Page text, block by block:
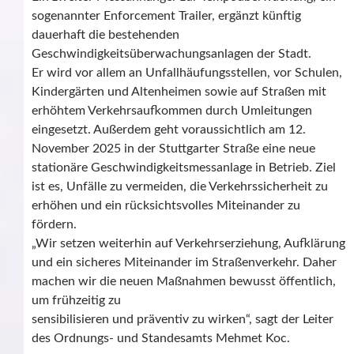
sogenannter Enforcement Trailer, ergänzt künftig
dauerhaft die bestehenden
Geschwindigkeitsüberwachungsanlagen der Stadt.
Er wird vor allem an Unfallhäufungsstellen, vor Schulen,
Kindergärten und Altenheimen sowie auf Straßen mit
erhöhtem Verkehrsaufkommen durch Umleitungen
eingesetzt. Außerdem geht voraussichtlich am 12.
November 2025 in der Stuttgarter Straße eine neue
stationäre Geschwindigkeitsmessanlage in Betrieb. Ziel
ist es, Unfälle zu vermeiden, die Verkehrssicherheit zu
erhöhen und ein rücksichtsvolles Miteinander zu
fördern.
„Wir setzen weiterhin auf Verkehrserziehung, Aufklärung
und ein sicheres Miteinander im Straßenverkehr. Daher
machen wir die neuen Maßnahmen bewusst öffentlich,
um frühzeitig zu
sensibilisieren und präventiv zu wirken“, sagt der Leiter
des Ordnungs- und Standesamts Mehmet Koc.